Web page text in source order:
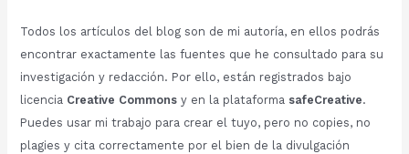
Todos los artículos del blog son de mi autoría, en ellos podrás
encontrar exactamente las fuentes que he consultado para su
investigación y redacción. Por ello, están registrados bajo
licencia Creative Commonsy en la plataforma safeCreative.
Puedes usar mi trabajo para crear el tuyo, pero no copies, no
plagies y cita correctamente por el bien de la divulgación